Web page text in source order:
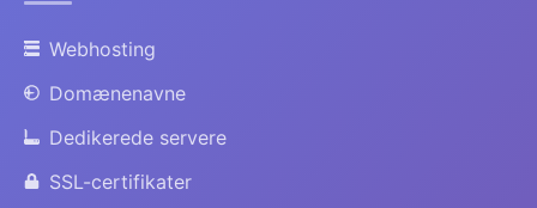
Webhosting
Domænenavne
Dedikerede servere
SSL-certifikater